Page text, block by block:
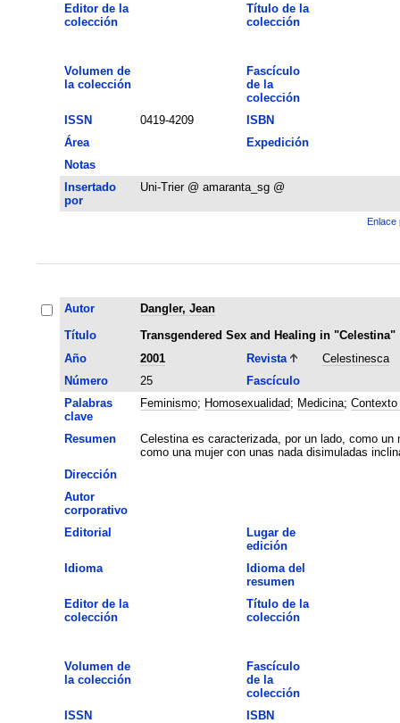
Editor de la
colección
Título de la
colección
Volumen de
la colección
Fascículo
de la
colección
ISSN
0419-4209
ISBN
Área
Expedición
Notas
Insertado
por
Uni-Trier @ amaranta_sg @
Enlace
Autor
Dangler, Jean
Título
Transgendered Sex and Healing in "Celestina"
Año
2001 Revista
Celestinesca
Número
25
Fascículo
Palabras
clave
Feminismo; Homosexualidad; Medicina;
Resumen
Celestina es caracterizada, por un lado, como
como una mujer con unas nada disimuladas
Dirección
Autor
corporativo
Editorial
Lugar de
edición
Idioma
Idioma del
resumen
Editor de la
colección
Título de la
colección
Volumen de
la colección
Fascículo
de la
colección
ISSN
ISBN